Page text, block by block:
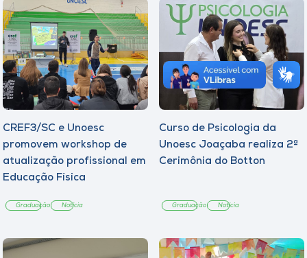
CREF3/SC e Unoesc
promovem workshop de
atualização profissional em
Educação Física
Graduação Notícia
Curso de Psicologia da
Unoesc Joaçaba realiza 2ª
Cerimônia do Botton
Graduação Notícia